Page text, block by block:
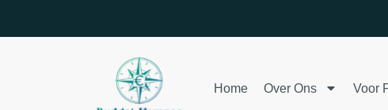
Home Over Ons Voor